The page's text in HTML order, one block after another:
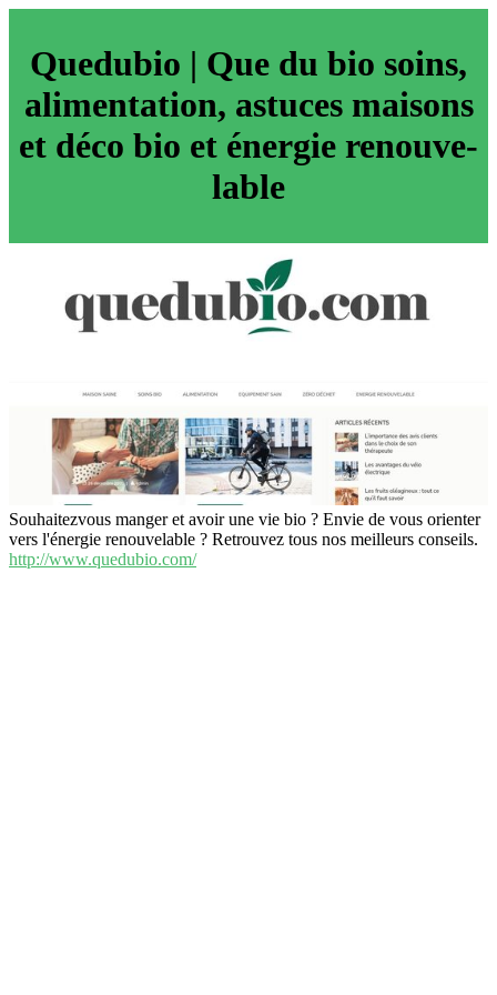
Quedubio | Que du bio soins,
alimen­ta­tion, astuces maisons
et déco bio et énergie renouve­
lab­le
Souhaitezvous manger et avoir une vie bio ? Envie de vous orienter
vers l'énergie renouvelable ? Retrouvez tous nos meilleurs conseils.
http://www.quedubio.com/